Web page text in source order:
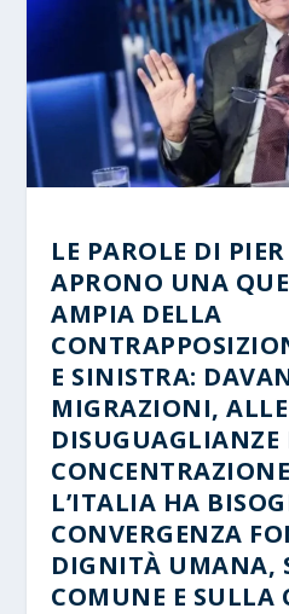
LE PAROLE DI
APRONO UNA
AMPIA DELLA
E SINISTRA:
MIGRAZIONI, ALLE
DISUGUAGLIANZE
L’ITALIA HA
CONVERGENZA
DIGNITÀ UMANA,
COMUNE E SULLA